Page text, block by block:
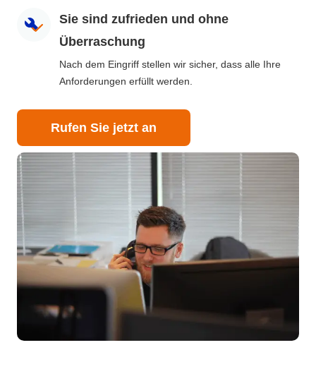
Sie sind zufrieden und ohne
Überraschung
Nach dem Eingriff stellen wir sicher, dass alle Ihre
Anforderungen erfüllt werden.
Rufen Sie jetzt an